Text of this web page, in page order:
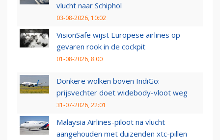
vlucht naar Schiphol
03-08-2026, 10:02
VisionSafe wijst Europese airlines op
gevaren rook in de cockpit
01-08-2026, 8:00
Donkere wolken boven IndiGo:
prijsvechter doet widebody-vloot weg
31-07-2026, 22:01
Malaysia Airlines-piloot na vlucht
aangehouden met duizenden xtc-pillen